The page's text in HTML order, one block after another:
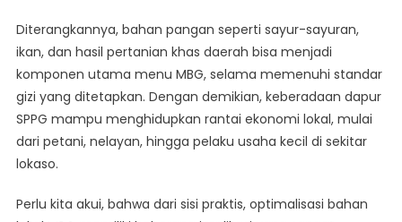
Diterangkannya, bahan pangan seperti sayur-sayuran,
ikan, dan hasil pertanian khas daerah bisa menjadi
komponen utama menu MBG, selama memenuhi standar
gizi yang ditetapkan. Dengan demikian, keberadaan dapur
SPPG mampu menghidupkan rantai ekonomi lokal, mulai
dari petani, nelayan, hingga pelaku usaha kecil di sekitar
lokaso.
Perlu kita akui, bahwa dari sisi praktis, optimalisasi bahan